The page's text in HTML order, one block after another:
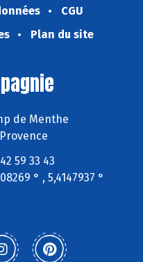
CGU
Plan du site
de Menthe
59 33 43
° , 5,4147937 °